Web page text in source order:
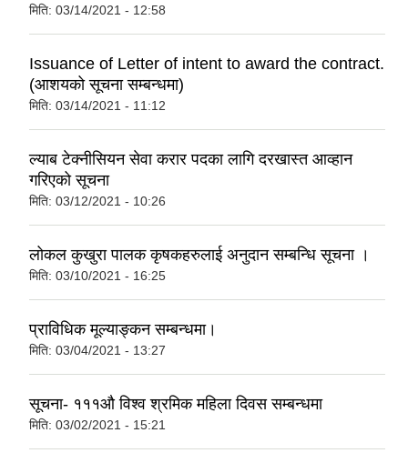
मिति: 03/14/2021 - 12:58
Issuance of Letter of intent to award the contract.
(आशयको सूचना सम्बन्धमा)
मिति: 03/14/2021 - 11:12
ल्याब टेक्नीसियन सेवा करार पदका लागि दरखास्त आव्हान
गरिएको सूचना
मिति: 03/12/2021 - 10:26
लोकल कुखुरा पालक कृषकहरुलाई अनुदान सम्बन्धि सूचना ।
मिति: 03/10/2021 - 16:25
प्राविधिक मूल्याङ्कन सम्बन्धमा।
मिति: 03/04/2021 - 13:27
सूचना- १११‍औ विश्व श्रमिक महिला दिवस सम्बन्धमा
मिति: 03/02/2021 - 15:21